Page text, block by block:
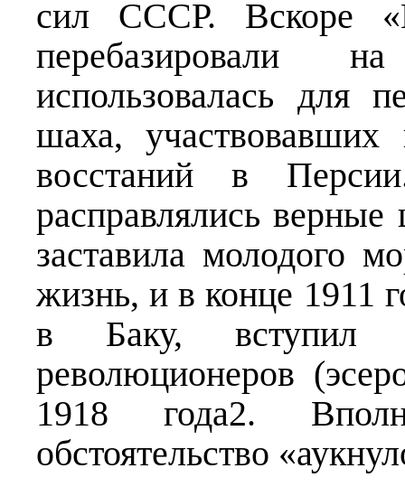
сил СССР. Вскоре
перебазировали
использовалась для
шаха, участвовавших
восстаний в
расправлялись
заставила молодого
жизнь, и в конце 1911
в Баку, вступил
революционеров
1918 года2.
обстоятельство